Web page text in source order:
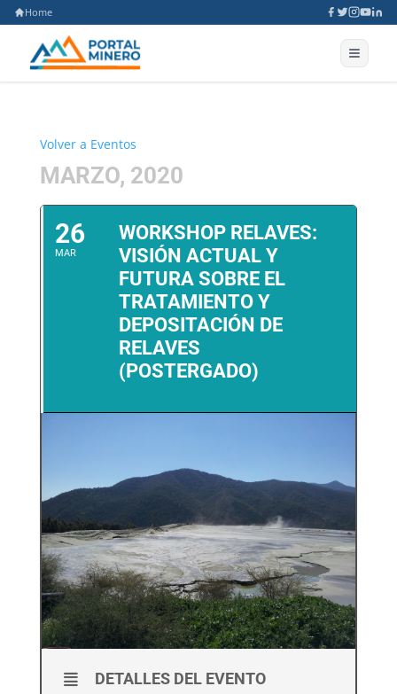
Home
Volver a Eventos
MARZO, 2020
26
MAR
WORKSHOP RELAVES:
VISIÓN ACTUAL Y
FUTURA SOBRE EL
TRATAMIENTO Y
DEPOSITACIÓN DE
RELAVES
(POSTERGADO)
DETALLES DEL EVENTO